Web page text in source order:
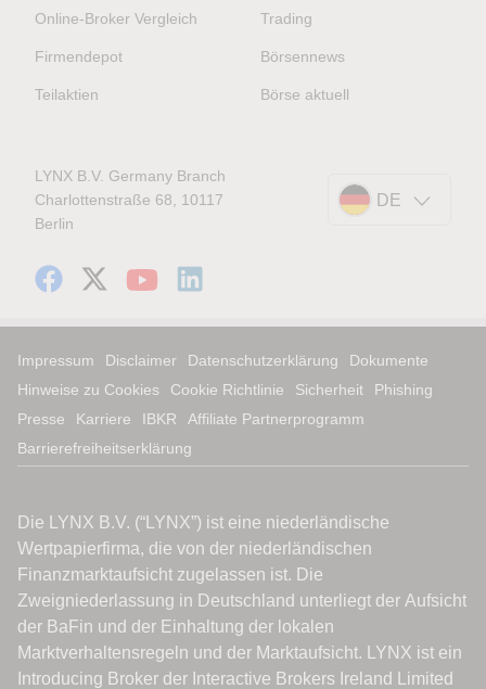
Online-Broker Vergleich
Firmendepot
Teilaktien
Trading
Börsennews
Börse aktuell
LYNX B.V. Germany Branch
Charlottenstraße 68, 10117
Berlin
DE
Impressum Disclaimer Datenschutzerklärung
Dokumente
Hinweise zu Cookies
Cookie Richtlinie Sicherheit
Phishing
Presse
Karriere IBKR
Affiliate Partnerprogramm
Barrierefreiheitserklärung